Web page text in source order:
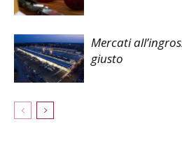
Mercati
giusto